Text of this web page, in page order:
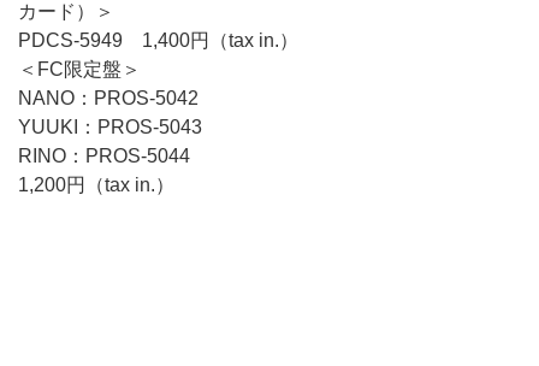
カード）＞
PDCS-5949 1,400円（tax in.）
＜FC限定盤＞
NANO：PROS-5042
YUUKI：PROS-5043
RINO：PROS-5044
1,200円（tax in.）